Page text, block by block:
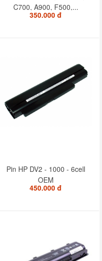
C700, A900, F500,...
350.000 đ
Pin HP DV2 - 1000 - 6cell
OEM
450.000 đ